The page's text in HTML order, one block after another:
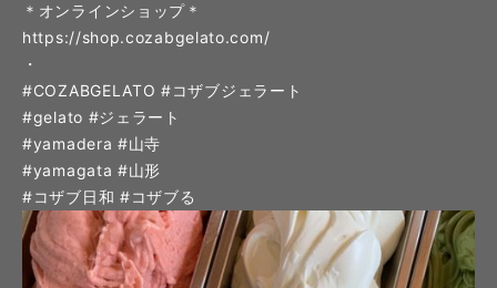
＊オンラインショップ＊
https://shop.cozabgelato.com/
・
#COZABGELATO #コザブジェラート
#gelato #ジェラート
#yamadera #山寺
#yamagata #山形
#コザブ日和 #コザブる